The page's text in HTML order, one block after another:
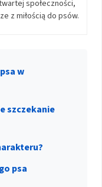
społeczności,
z miłością do psów.
w
szczekanie
psa